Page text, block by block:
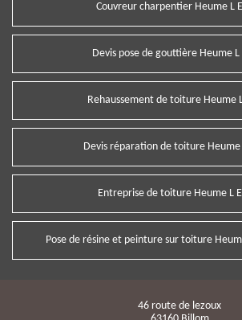
Couvreur charpentier Heume L
Devis pose de gouttière Heume L
Rehaussement de toiture Heume
Devis réparation de toiture Heume
Entreprise de toiture Heume L
Pose de résine et peinture sur toiture
46 route de lezoux